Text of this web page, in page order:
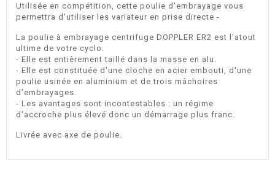
Utilisée en compétition, cette poulie d'embrayage vous
permettra d'utiliser les variateur en prise directe -
La poulie à embrayage centrifuge DOPPLER ER2 est l'atout
ultime de votre cyclo.
- Elle est entièrement taillé dans la masse en alu.
- Elle est constituée d'une cloche en acier embouti, d'une
poulie usinée en aluminium et de trois mâchoires
d'embrayages.
- Les avantages sont incontestables : un régime
d'accroche plus élevé donc un démarrage plus franc.
Livrée avec axe de poulie.